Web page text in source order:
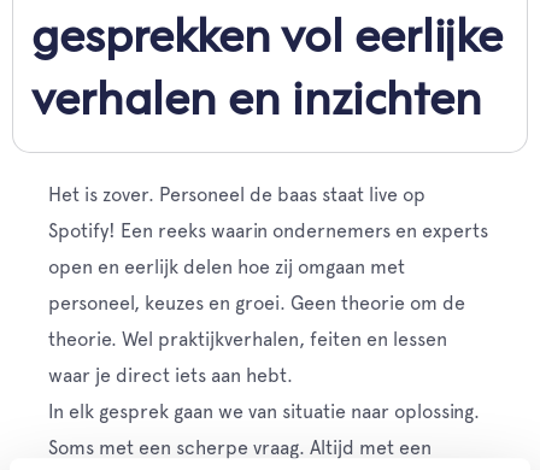
gesprekken vol eerlijke
verhalen en inzichten
Het is zover. Personeel de baas staat live op
Spotify! Een reeks waarin ondernemers en experts
open en eerlijk delen hoe zij omgaan met
personeel, keuzes en groei. Geen theorie om de
theorie. Wel praktijkverhalen, feiten en lessen
waar je direct iets aan hebt.
In elk gesprek gaan we van situatie naar oplossing.
Soms met een scherpe vraag. Altijd met een